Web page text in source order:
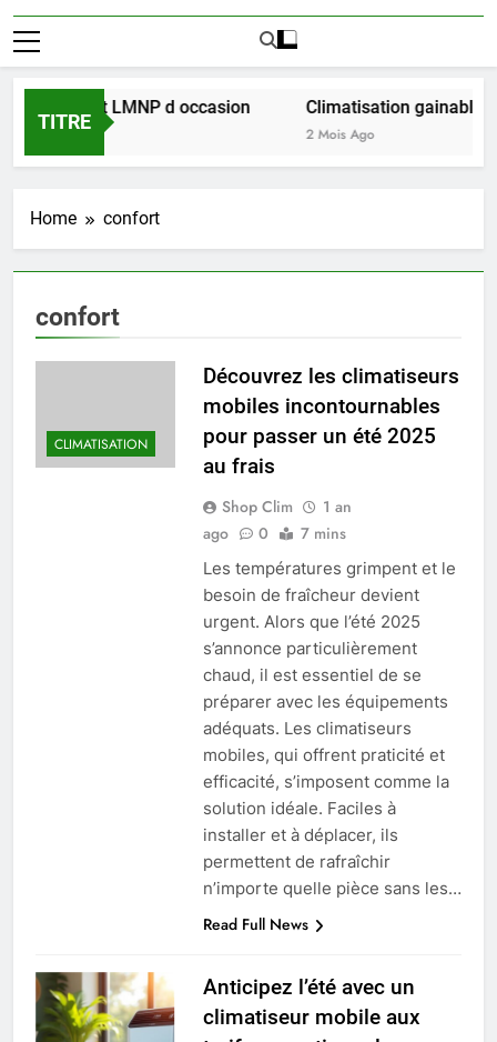
TITRE
l achat LMNP d occasion Climatisation gainable
2 Mois Ago
Home confort
confort
CLIMATISATION
Découvrez les climatiseurs
mobiles incontournables
pour passer un été 2025
au frais
Shop Clim
1 an
ago
0 7 mins
Les températures grimpent et le
besoin de fraîcheur devient
urgent. Alors que l’été 2025
s’annonce particulièrement
chaud, il est essentiel de se
préparer avec les équipements
adéquats. Les climatiseurs
mobiles, qui offrent praticité et
efficacité, s’imposent comme la
solution idéale. Faciles à
installer et à déplacer, ils
permettent de rafraîchir
n’importe quelle pièce sans les…
Read Full News
Anticipez l’été avec un
climatiseur mobile aux